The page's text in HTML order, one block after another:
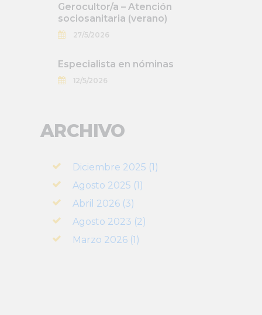
Gerocultor/a – Atención
sociosanitaria (verano)
27/5/2026
Especialista en nóminas
12/5/2026
ARCHIVO
Diciembre 2025 (1)
Agosto 2025 (1)
Abril 2026 (3)
Agosto 2023 (2)
Marzo 2026 (1)